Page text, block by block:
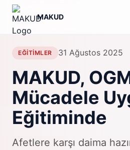
MAKUD
EĞITIMLER 31 Ağustos 2025
MAKUD,
Mücadele
Eğitiminde
Afetlere karşı daima